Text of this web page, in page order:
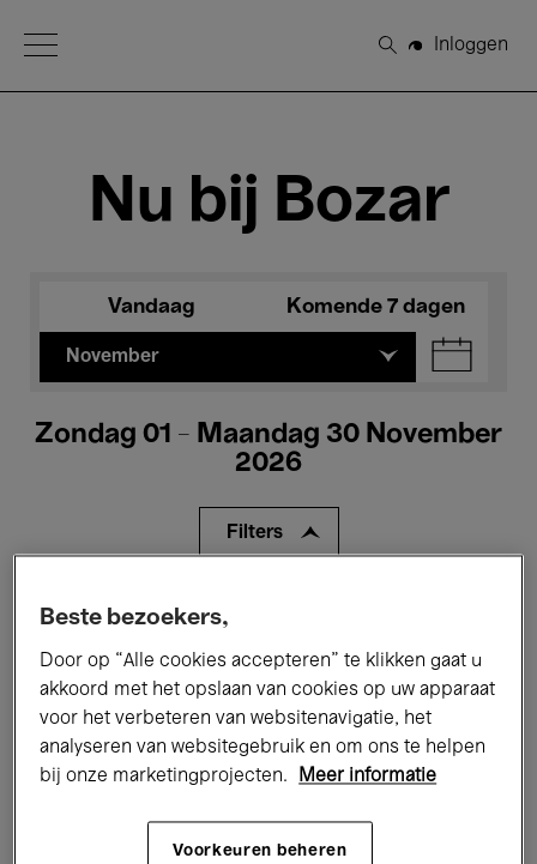
Open Menu
Zoeken
Inloggen
Nu bij Bozar
Vandaag Komende 7 dagen
November
Zondag 01 - Maandag 30 November
2026
Filters
Alle evenementen
Tentoonstellingen Films
Performances Lezingen & Debatten
Jazz Klassieke Muziek Global Music
Beste bezoekers,
Door op “Alle cookies accepteren” te klikken gaat u
akkoord met het opslaan van cookies op uw apparaat
voor het verbeteren van websitenavigatie, het
analyseren van websitegebruik en om ons te helpen
bij onze marketingprojecten.
Meer informatie
Voorkeuren beheren